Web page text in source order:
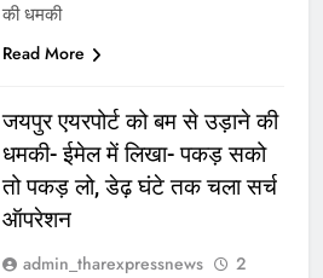
की धमकी
Read More
जयपुर एयरपोर्ट को बम से उड़ाने की
धमकी- ईमेल में लिखा- पकड़ सको
तो पकड़ लो, डेढ़ घंटे तक चला सर्च
ऑपरेशन
admin_tharexpressnews
2